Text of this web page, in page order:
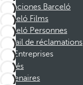
Vacaciones Barceló
Barceló Films
Barceló Personnes
Portail de réclamations
Entreprises
Affiliés
Partenaires